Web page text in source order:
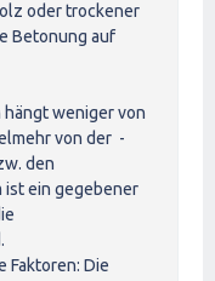
oder trockener
Betonung auf
weniger von
von der -
den
ist ein gegebener
Faktoren: Die